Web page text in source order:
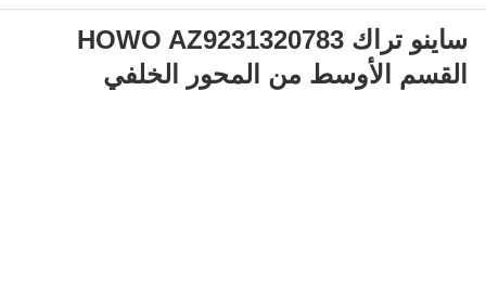
ساينو تراك HOWO AZ9231320783 القسم الأوسط من المحور الخلفي
ساينو تراك HOWO AZ9231320783
القسم الأوسط من المحور الخلفي